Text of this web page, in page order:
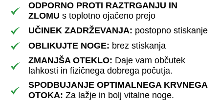
ODPORNO PROTI RAZTRGANJU IN
ZLOMU s toplotno ojačeno prejo
UČINEK ZADRŽEVANJA: postopno stiskanje
OBLIKUJTE NOGE: brez stiskanja
ZMANJŠA OTEKLO: Daje vam občutek
lahkosti in fizičnega dobrega počutja.
SPODBUJANJE OPTIMALNEGA KRVNEGA
OTOKA: Za lažje in bolj vitalne noge.